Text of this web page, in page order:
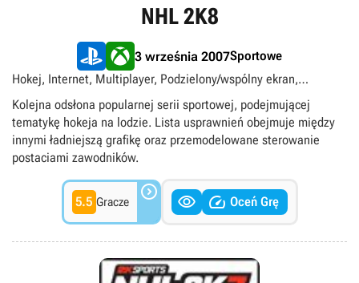
NHL 2K8
3 września 2007Sportowe
Hokej, Internet, Multiplayer, Podzielony/wspólny ekran,
Singleplayer
Kolejna odsłona popularnej serii sportowej, podejmującej
tematykę hokeja na lodzie. Lista usprawnień obejmuje między
innymi ładniejszą grafikę oraz przemodelowane sterowanie
postaciami zawodników.
5.5 Gracze    Oceń Grę